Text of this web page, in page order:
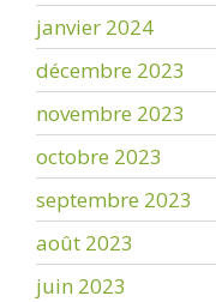
janvier 2024
décembre 2023
novembre 2023
octobre 2023
septembre 2023
août 2023
juin 2023